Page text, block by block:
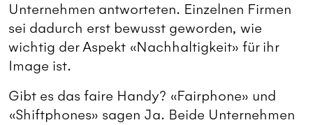
Unternehmen antworteten. Einzelnen Firmen
sei dadurch erst bewusst geworden, wie
wichtig der Aspekt «Nachhaltigkeit» für ihr
Image ist.
Gibt es das faire Handy? «Fairphone» und
«Shiftphones» sagen Ja. Beide Unternehmen